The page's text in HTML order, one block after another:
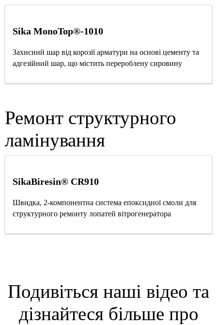
Sika MonoTop®-1010
Захисний шар від корозії арматури на основі цементу та
адгезійний шар, що містить перероблену сировину
Ремонт структурного
ламінування
SikaBiresin® CR910
Швидка, 2-компонентна система епоксидної смоли для
структурного ремонту лопатей вітрогенератора
Подивіться наші відео та
дізнайтеся більше про